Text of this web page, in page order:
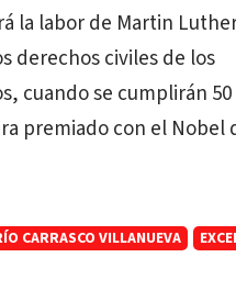
la labor de Martin
derechos civiles de los
cuando se cumplirán 50
premiado con el Nobel
CARRASCO VILLANUEVA